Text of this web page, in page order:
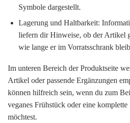
Symbole dargestellt.
Lagerung und Haltbarkeit:
liefern dir Hinweise, ob der Artikel
wie lange er im Vorratsschrank
Im unteren Bereich der Produktseite
Artikel oder passende Ergänzungen
können hilfreich sein, wenn du zum
veganes Frühstück oder eine
möchtest.